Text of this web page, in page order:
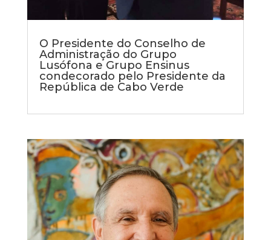
O Presidente do Conselho de
Administração do Grupo
Lusófona e Grupo Ensinus
condecorado pelo Presidente da
República de Cabo Verde